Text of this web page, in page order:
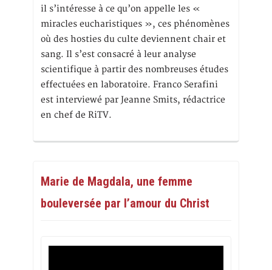
il s’intéresse à ce qu’on appelle les «
miracles eucharistiques », ces phénomènes
où des hosties du culte deviennent chair et
sang. Il s’est consacré à leur analyse
scientifique à partir des nombreuses études
effectuées en laboratoire. Franco Serafini
est interviewé par Jeanne Smits, rédactrice
en chef de RiTV.
Marie de Magdala, une femme
bouleversée par l’amour du Christ